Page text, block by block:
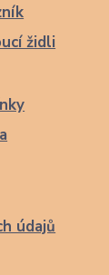
židli
údajů